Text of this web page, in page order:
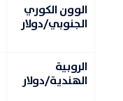
الوون الكوري
الجنوبي/دولار
الروبية
الهندية/دولار